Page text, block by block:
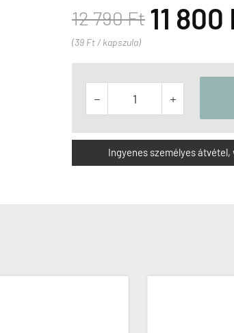
12 790 Ft 11 800
(39 Ft / kapszula)
 
Ingyenes személyes